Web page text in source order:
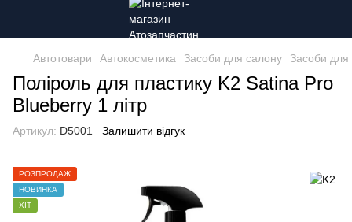
Автотовари Автокосметика Засоби для салону Засоби для
Поліроль для пластику K2 Satina Pro
Blueberry 1 літр
Артикул: D5001 Залишити відгук
РОЗПРОДАЖ
НОВИНКА
ХІТ